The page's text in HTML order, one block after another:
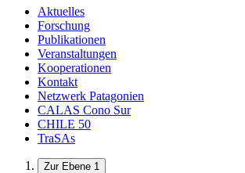
Aktuelles
Forschung
Publikationen
Veranstaltungen
Kooperationen
Kontakt
Netzwerk Patagonien
CALAS Cono Sur
CHILE 50
TraSAs
Zur Ebene 1